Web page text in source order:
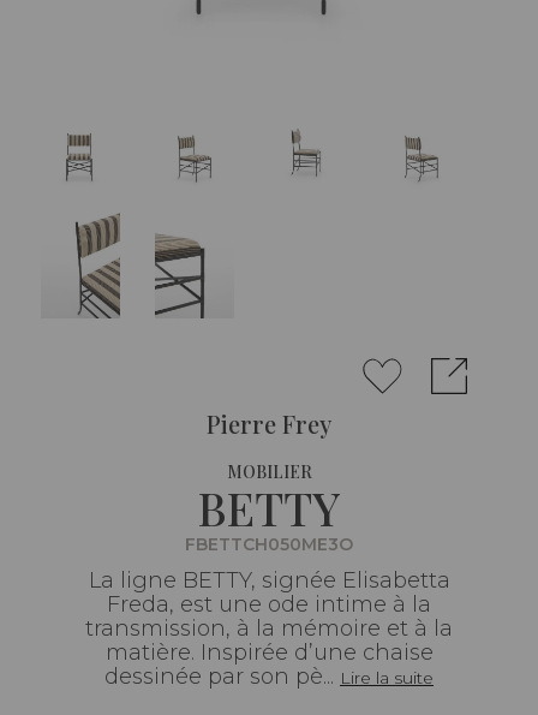
Pierre Frey
MOBILIER
BETTY
FBETTCH050ME3O
La ligne BETTY, signée Elisabetta
Freda, est une ode intime à la
transmission, à la mémoire et à la
matière. Inspirée d’une chaise
dessinée par son pè... Lire la suite